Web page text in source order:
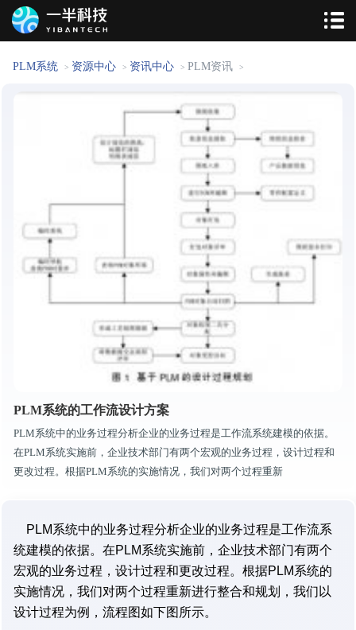
PLM系统 > 资源中心 > 资讯中心 > PLM资讯 >
PLM系统的工作流设计方案
PLM系统中的业务过程分析企业的业务过程是工作流系统建模的依据。
在PLM系统实施前，企业技术部门有两个宏观的业务过程，设计过程和
更改过程。根据PLM系统的实施情况，我们对两个过程重新
PLM系统中的业务过程分析企业的业务过程是工作流系
统建模的依据。在PLM系统实施前，企业技术部门有两个
宏观的业务过程，设计过程和更改过程。根据PLM系统的
实施情况，我们对两个过程重新进行整合和规划，我们以
设计过程为例，流程图如下图所示。